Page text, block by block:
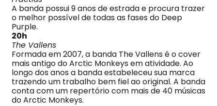
A banda possui 9 anos de estrada e procura trazer
o melhor possível de todas as fases do Deep
Purple.
20h
The Vallens
Formada em 2007, a banda The Vallens é o cover
mais antigo do Arctic Monkeys em atividade. Ao
longo dos anos a banda estabeleceu sua marca
trazendo um trabalho bem fiel ao original. A banda
conta com um repertório com mais de 40 músicas
do Arctic Monkeys.